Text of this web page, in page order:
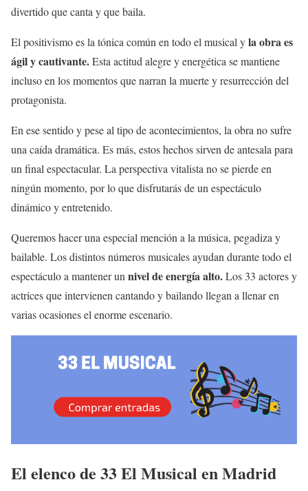
divertido que canta y que baila.
El positivismo es la tónica común en todo el musical yla obra es
ágil y cautivante.Esta actitud alegre y energética se mantiene
incluso en los momentos que narran la muerte y resurrección del
protagonista.
En ese sentido y pese al tipo de acontecimientos, la obra no sufre
una caída dramática. Es más, estos hechos sirven de antesala para
un final espectacular. La perspectiva vitalista no se pierde en
ningún momento, por lo que disfrutarás de un espectáculo
dinámico y entretenido.
Queremos hacer una especial mención a la música, pegadiza y
bailable. Los distintos números musicales ayudan durante todo el
espectáculo a mantener un nivel de energía alto.Los 33 actores y
actrices que intervienen cantando y bailando llegan a llenar en
varias ocasiones el enorme escenario.
El elenco de 33 El Musical en Madrid